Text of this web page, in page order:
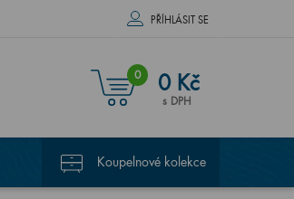
PŘÍHLÁSIT SE
0 0 Kč
s DPH
Koupelnové kolekce